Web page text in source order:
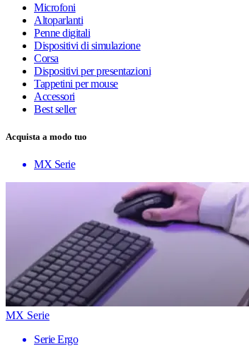
Microfoni
Altoparlanti
Penne digitali
Dispositivi di simulazione
Corsa
Dispositivi per presentazioni
Tappetini per mouse
Accessori
Best seller
Acquista a modo tuo
MX Serie
MX Serie
Serie Ergo